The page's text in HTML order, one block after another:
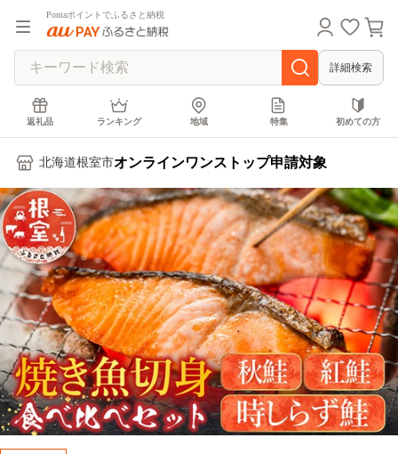
Pontaポイントでふるさと納税
詳細検索
返礼品 ランキング 地域 特集 初めての方
北海道根室市オンラインワンストップ申請対象